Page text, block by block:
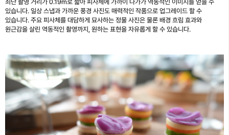
최단 촬영 거리가 0.19m로 짧아 피사체에 가까이 다가가 역동적인 이미지를 얻을 수
있습니다. 일상 스냅과 가까운 풍경 사진도 매력적인 작품으로 업그레이드 할 수
있습니다. 주요 피사체를 대담하게 묘사하는 정물 사진은 물론 배경 흐림 효과와
원근감을 살린 역동적인 촬영까지, 원하는 표현을 자유롭게 할 수 있습니다.